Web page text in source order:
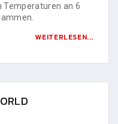
Temperaturen an 6
WEITERLESEN...